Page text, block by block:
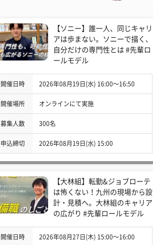
【ソニー】誰一人、同じキャリ
アは歩まない。ソニーで描く、
自分だけの専門性とは #先輩ロ
ールモデル
開催日時 2026年08月19日(水) 16:00〜16:50
開催場所 オンラインにて実施
募集人数 300名
申込締切 2026年08月19日(水) 15:00
【大林組】転勤&ジョブローテ
は怖くない！九州の現場から設
計・見積へ。大林組のキャリア
の広がり #先輩ロールモデル
開催日時 2026年08月27日(木) 15:00〜16:00